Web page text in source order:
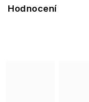
Hodnocení